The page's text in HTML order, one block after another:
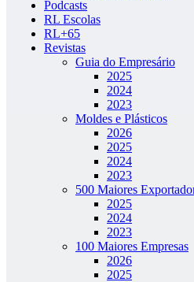
Podcasts
RL Escolas
RL+65
Revistas
Guia do Empresário
2025
2024
2023
Moldes e Plásticos
2026
2025
2024
2023
500 Maiores
2025
2024
2023
100 Maiores Empresas
2026
2025